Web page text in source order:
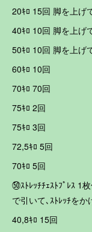
20ｷﾛ 15回 脚を上げ
40ｷﾛ 10回 脚を上げ
50ｷﾛ 10回 脚を上げ
60ｷﾛ 10回
70ｷﾛ 70回
75ｷﾛ 2回
75ｷﾛ 3回
72,5ｷﾛ 5回
70ｷﾛ 5回
㊿ｽﾄﾚｯﾁﾁｪｽﾄﾌﾟﾚｽ 1
で引いて､ｽﾄﾚｯﾁを
40,8ｷﾛ 15回